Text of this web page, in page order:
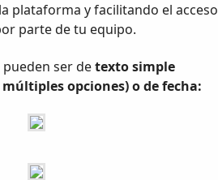
plataforma y facilitando el acceso
parte de tu equipo.
ser detexto simple
opciones) o de fecha: